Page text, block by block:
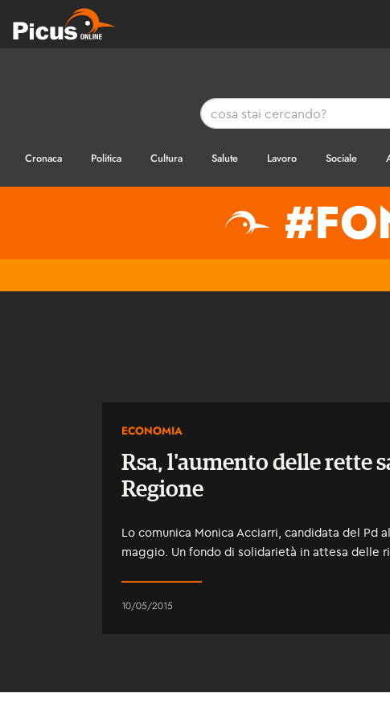
Cronaca Politica Cultura Salute Lavoro Sociale
ECONOMIA
Rsa, l'aumento delle rette
Regione
Lo comunica Monica Acciarri, candidata del Pd
maggio. Un fondo di solidarietà in attesa delle
10/05/2015